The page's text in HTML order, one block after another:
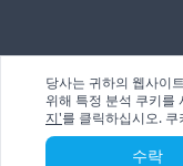
Copyright © 2024.
당사는 귀하의 웹사이
위해 특정 분석 쿠키를
지'를 클릭하십시오.
수락